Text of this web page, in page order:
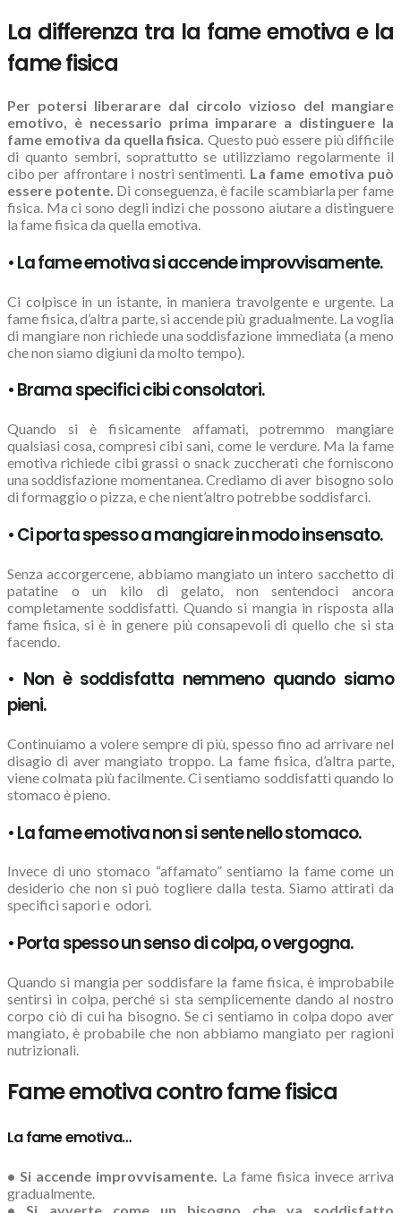
La differenza tra la fame emotiva e la
fame fisica
Per potersi liberarare dal circolo vizioso del mangiare
emotivo, è necessario prima imparare a distinguere la
fame emotiva da quella fisica. Questo può essere più difficile
di quanto sembri, soprattutto se utilizziamo regolarmente il
cibo per affrontare i nostri sentimenti. La fame emotiva può
essere potente. Di conseguenza, è facile scambiarla per fame
fisica. Ma ci sono degli indizi che possono aiutare a distinguere
la fame fisica da quella emotiva.
• La fame emotiva si accende improvvisamente.
Ci colpisce in un istante, in maniera travolgente e urgente. La
fame fisica, d’altra parte, si accende più gradualmente. La voglia
di mangiare non richiede una soddisfazione immediata (a meno
che non siamo digiuni da molto tempo).
• Brama specifici cibi consolatori.
Quando si è fisicamente affamati, potremmo mangiare
qualsiasi cosa, compresi cibi sani, come le verdure. Ma la fame
emotiva richiede cibi grassi o snack zuccherati che forniscono
una soddisfazione momentanea. Crediamo di aver bisogno solo
di formaggio o pizza, e che nient’altro potrebbe soddisfarci.
• Ci porta spesso a mangiare in modo insensato.
Senza accorgercene, abbiamo mangiato un intero sacchetto di
patatine o un kilo di gelato, non sentendoci ancora
completamente soddisfatti. Quando si mangia in risposta alla
fame fisica, si è in genere più consapevoli di quello che si sta
facendo.
• Non è soddisfatta nemmeno quando siamo
pieni.
Continuiamo a volere sempre di più, spesso fino ad arrivare nel
disagio di aver mangiato troppo. La fame fisica, d’altra parte,
viene colmata più facilmente. Ci sentiamo soddisfatti quando lo
stomaco è pieno.
• La fame emotiva non si sente nello stomaco.
Invece di uno stomaco “affamato” sentiamo la fame come un
desiderio che non si può togliere dalla testa. Siamo attirati da
specifici sapori e odori.
• Porta spesso un senso di colpa, o vergogna.
Quando si mangia per soddisfare la fame fisica, è improbabile
sentirsi in colpa, perché si sta semplicemente dando al nostro
corpo ciò di cui ha bisogno. Se ci sentiamo in colpa dopo aver
mangiato, è probabile che non abbiamo mangiato per ragioni
nutrizionali.
Fame emotiva contro fame fisica
La fame emotiva…
• Si accende improvvisamente. La fame fisica invece arriva
gradualmente.